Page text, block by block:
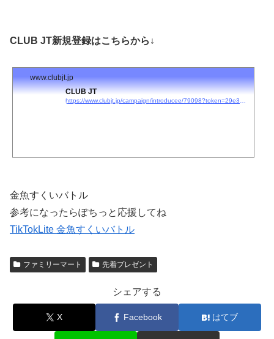
CLUB JT新規登録はこちらから↓
www.clubjt.jp
CLUB JT
金魚すくいバトル
参考になったらぽちっと応援してね
TikTokLite 金魚すくいバトル
ファミリーマート 先着プレゼント
シェアする
X Facebook はてブ